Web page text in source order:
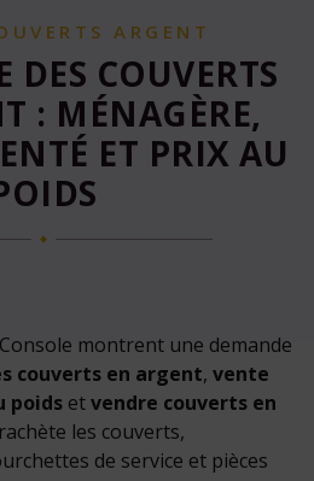
ARGENT
DES COUVERTS
: MÉNAGÈRE,
ET PRIX AU
montrent une demande
couverts en argent, vente
poids etvendre couverts en
les couverts,
de service et pièces